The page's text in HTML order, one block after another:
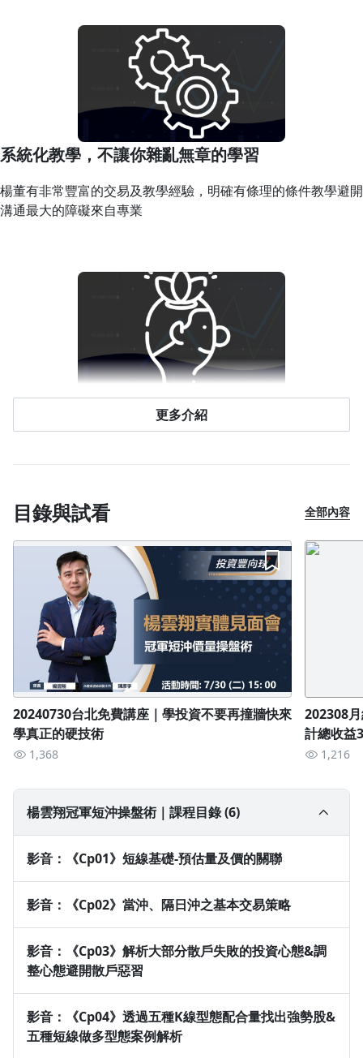
系統化教學，不讓你雜亂無章的學習
楊董有非常豐富的交易及教學經驗，明確有條理的條件教學避開
溝通最大的障礙來自專業
想進入短沖市場的新手
推薦這套課程給對短沖交易懷抱憧憬卻不知如何進入，或是害怕
已進入短沖市場卻還找不到獲利方式的你
想利用短沖獲利卻老是亂沖、錯誤操作導致賠錢的風險大過於做
股票波段
楊雲翔，市場交易經驗超過33年，為專職操盤人、出書作家，
不定期受邀兩岸各大期貨商、券商、交易平台合作講座或課程，
或受邀各類形式財經節目。
2011年 曾任美邦證券投資顧問(股)公司董事
2013年 曾任上海策略易程式交易顧問
2018年 出版量價操盤術一書
2016年 群益人機對決期貨組冠、亞軍
2019年 群益人機對決國內組冠、亞、季軍
2019年 群益人機對決海外組亞、季軍
2020年 出版冠軍操盤手的高勝率秘技一書
2021年 群益證券百萬股神擂台賽亞軍
更多介紹
目錄與試看 全部內容
20240730台北免費講座｜學投資不要再撞牆快來
學真正的硬技術
1,368
202308
計總收益
1,216
楊雲翔冠軍短沖操盤術｜課程目錄 (6)
影音：《Cp01》短線基礎-預估量及價的關聯
影音：《Cp02》當沖、隔日沖之基本交易策略
影音：《Cp03》解析大部分散戶失敗的投資心態&調
整心態避開散戶惡習
影音：《Cp04》透過五種K線型態配合量找出強勢股&
五種短線做多型態案例解析